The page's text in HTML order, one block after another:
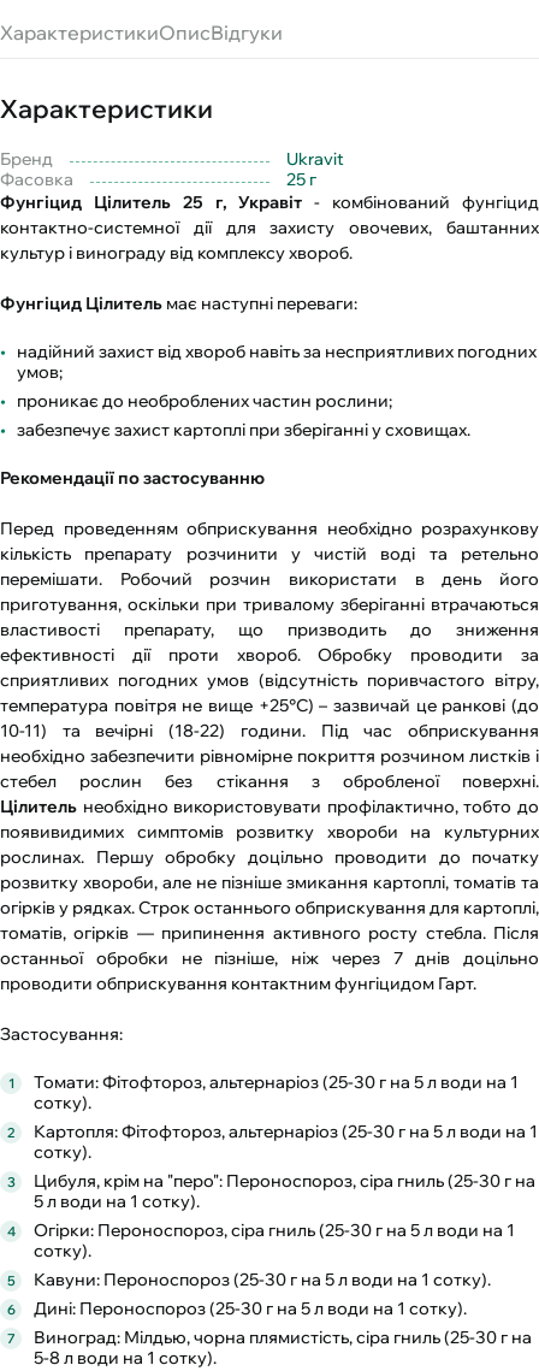
ХарактеристикиОписВідгуки
Характеристики
Бренд
Ukravit
Фасовка
25 г
Фунгіцид Цілитель 25 г, Укравіт - комбінований фунгіцид
контактно-системної дії для захисту овочевих, баштанних
культур і винограду від комплексу хвороб.
Фунгіцид Цілитель має наступні переваги:
надійний захист від хвороб навіть за несприятливих погодних
умов;
проникає до необроблених частин рослини;
забезпечує захист картоплі при зберіганні у сховищах.
Рекомендації по застосуванню
Перед проведенням обприскування необхідно розрахункову
кількість препарату розчинити у чистій воді та ретельно
перемішати. Робочий розчин використати в день його
приготування, оскільки при тривалому зберіганні втрачаються
властивості препарату, що призводить до зниження
ефективності дії проти хвороб. Обробку проводити за
сприятливих погодних умов (відсутність поривчастого вітру,
температура повітря не вище +25°С) – зазвичай це ранкові (до
10-11) та вечірні (18-22) години. Під час обприскування
необхідно забезпечити рівномірне покриття розчином листків і
стебел рослин без стікання з обробленої поверхні.
Цілитель необхідно використовувати профілактично, тобто до
появивидимих симптомів розвитку хвороби на культурних
рослинах. Першу обробку доцільно проводити до початку
розвитку хвороби, але не пізніше змикання картоплі, томатів та
огірків у рядках. Строк останнього обприскування для картоплі,
томатів, огірків — припинення активного росту стебла. Після
останньої обробки не пізніше, ніж через 7 днів доцільно
проводити обприскування контактним фунгіцидом Гарт.
Застосування:
Томати: Фітофтороз, альтернаріоз (25-30 г на 5 л води на 1
сотку).
Картопля: Фітофтороз, альтернаріоз (25-30 г на 5 л води на 1
сотку).
Цибуля, крім на "перо": Пероноспороз, сіра гниль (25-30 г на
5 л води на 1 сотку).
Огірки: Пероноспороз, сіра гниль (25-30 г на 5 л води на 1
сотку).
Кавуни: Пероноспороз (25-30 г на 5 л води на 1 сотку).
Дині: Пероноспороз (25-30 г на 5 л води на 1 сотку).
Виноград: Мілдью, чорна плямистість, сіра гниль (25-30 г на
5-8 л води на 1 сотку).